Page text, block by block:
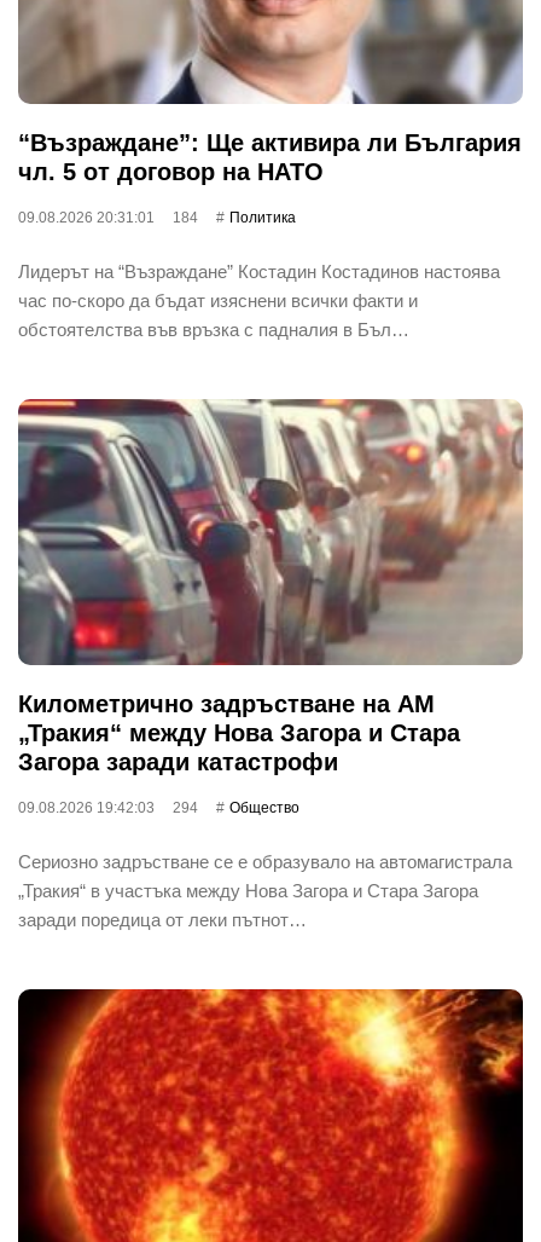
“Възраждане”: Ще активира ли България
чл. 5 от договор на НАТО
09.08.2026 20:31:01 184 Политика
Лидерът на “Възраждане” Костадин Костадинов настоява
час по-скоро да бъдат изяснени всички факти и
обстоятелства във връзка с падналия в Бъл…
Километрично задръстване на АМ
„Тракия“ между Нова Загора и Стара
Загора заради катастрофи
09.08.2026 19:42:03 294 Общество
Сериозно задръстване се е образувало на автомагистрала
„Тракия“ в участъка между Нова Загора и Стара Загора
заради поредица от леки пътнот…